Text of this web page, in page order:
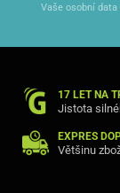
Vaše osobní data
17 LET NA
Jistota
EXPRES
Většinu